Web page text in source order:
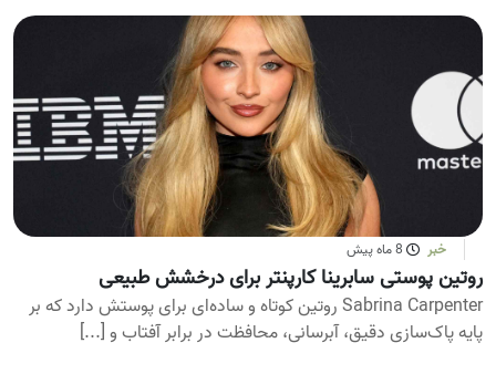
خبر 8 ماه پیش
روتین پوستی سابرینا کارپنتر برای درخشش طبیعی
Sabrina Carpenter روتین کوتاه و ساده‌ای برای پوستش دارد که بر
پایه پاک‌سازی دقیق، آبرسانی، محافظت در برابر آفتاب و [...]